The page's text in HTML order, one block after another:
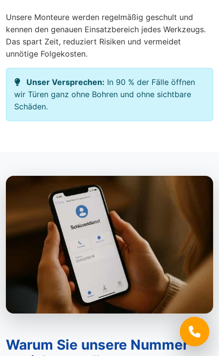
Unsere Monteure werden regelmäßig geschult und
kennen den genauen Einsatzbereich jedes Werkzeugs.
Das spart Zeit, reduziert Risiken und vermeidet
unnötige Folgekosten.
Unser Versprechen: In 90 % der Fälle öffnen
wir Türen ganz ohne Bohren und ohne sichtbare
Schäden.
Warum Sie unsere Nummer